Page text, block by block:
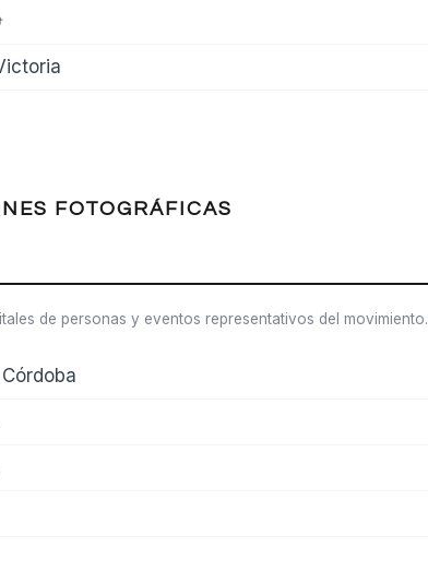
FOTOGRÁFICAS
de personas y eventos representativos del movimiento.